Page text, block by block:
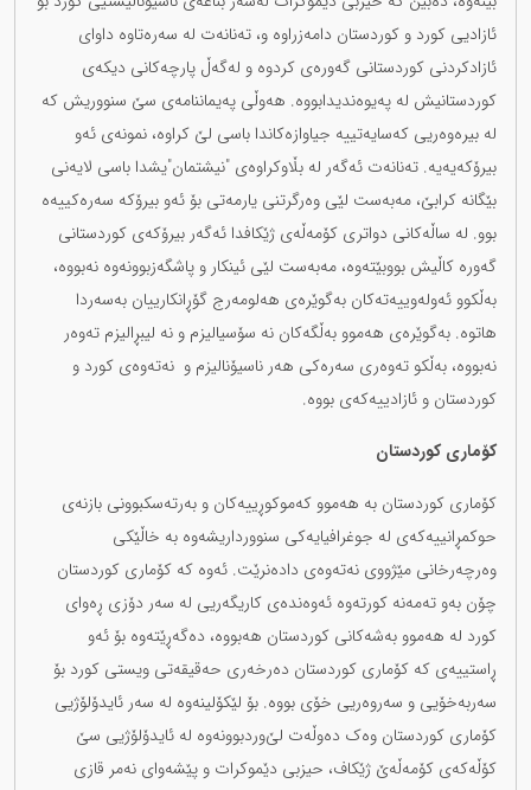
ئازادیی کورد و کوردستان دامەزراوە و، تەنانەت لە سەرەتاوە داوای
ئازادکردنی کوردستانی گەورەی کردوە و لەگەڵ پارچەکانی دیکەی
کوردستانیش لە پەیوەندیدابووە. هەوڵی پەیماننامەی سێ سنووریش کە
لە بیرەوەریی کەسایەتییە جیاوازەکاندا باسی لێ کراوە، نمونەی ئەو
بیرۆکەیەیە. تەنانەت ئەگەر لە بڵاوکراوەی "نیشتمان"یشدا باسی لایەنی
بێگانە کرابێ، مەبەست لێی وەرگرتنی یارمەتی بۆ ئەو بیرۆکە سەرەکییەە
بوو. لە ساڵەکانی دواتری کۆمەڵەی ژێکافدا ئەگەر بیرۆکەی کوردستانی
گەورە کاڵیش بووبێتەوە، مەبەست لێی ئینکار و پاشگەزبوونەوە نەبووە،
بەڵکوو ئەولەوییەتەکان بەگوێرەی هەلومەرج گۆڕانکارییان بەسەردا
هاتوە. بەگوێرەی هەموو بەڵگەکان نە سۆسیالیزم و نە لیبڕالیزم تەوەر
نەبووە، بەڵکو تەوەری سەرەکی هەر ناسیۆنالیزم و نەتەوەی کورد و
کوردستان و ئازادییەکەی بووە.
کۆماری کوردستان
کۆماری کوردستان بە هەموو کەموکوڕییەکان و بەرتەسکبوونی بازنەی
حوکمڕانییەکەی لە جوغرافیایەکی سنوورداریشەوە بە خاڵێکی
وەرچەرخانی مێژووی نەتەوەی دادەنرێت. ئەوە کە کۆماری کوردستان
چۆن بەو تەمەنە کورتەوە ئەوەندەی کاریگەریی لە سەر دۆزی ڕەوای
کورد لە هەموو بەشەکانی کوردستان هەبووە، دەگەڕێتەوە بۆ ئەو
ڕاستییەی کە کۆماری کوردستان دەرخەری حەقیقەتی ویستی کورد بۆ
سەربەخۆیی و سەروەریی خۆی بووە. بۆ لێکۆلینەوە لە سەر ئایدۆلۆژیی
کۆماری کوردستان وەک دەوڵەت لێ‌وردبوونەوە لە ئایدۆلۆژیی سێ
کۆڵەکەی کۆمەڵەێ ژێکاف، حیزبی دێموکرات و پێشەوای نەمر قازی